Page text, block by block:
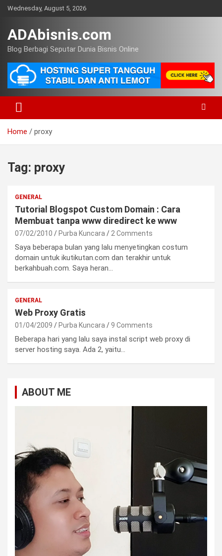
SkipWednesday, August 5, 2026
ADAbisnis.com
Blog Berbagi Seputar Dunia Bisnis Online
Home proxy
Tag: proxy
GENERAL
Tutorial Blogspot Custom Domain : Cara
Membuat tanpa www diredirect ke www
07/02/2010 Purba Kuncara 2 Comments
Saya beberapa bulan yang lalu menyetingkan costum
domain untuk ikutikutan.com dan terakhir untuk
berkahbuah.com. Saya heran…
GENERAL
Web Proxy Gratis
01/04/2009 Purba Kuncara 9 Comments
Beberapa hari yang lalu saya instal script web proxy di
server hosting saya. Ada 2, yaitu…
ABOUT ME